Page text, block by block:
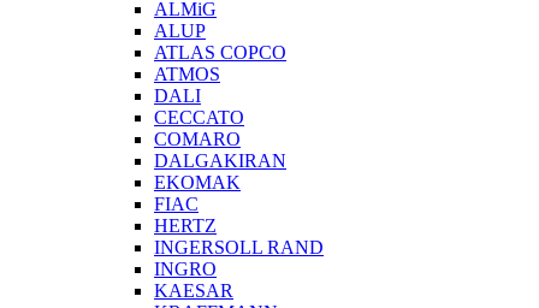
ALMiG
ALUP
ATLAS COPCO
ATMOS
DALI
CECCATO
COMARO
DALGAKIRAN
EKOMAK
FIAC
HERTZ
INGERSOLL RAND
INGRO
KAESAR